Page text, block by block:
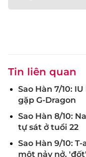
Tin liên quan
Sao Hàn 7/10:
gặp G-Dragon
Sao Hàn 8/10:
tự sát ở tuổi 22
Sao Hàn 9/10:
một nảy nở,